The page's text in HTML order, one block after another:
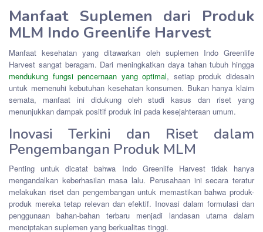
Manfaat Suplemen dari Produk
MLM Indo Greenlife Harvest
Manfaat kesehatan yang ditawarkan oleh suplemen Indo Greenlife
Harvest sangat beragam. Dari meningkatkan daya tahan tubuh hingga
mendukung fungsi pencernaan yang optimal, setiap produk didesain
untuk memenuhi kebutuhan kesehatan konsumen. Bukan hanya klaim
semata, manfaat ini didukung oleh studi kasus dan riset yang
menunjukkan dampak positif produk ini pada kesejahteraan umum.
Inovasi Terkini dan Riset dalam
Pengembangan Produk MLM
Penting untuk dicatat bahwa Indo Greenlife Harvest tidak hanya
mengandalkan keberhasilan masa lalu. Perusahaan ini secara teratur
melakukan riset dan pengembangan untuk memastikan bahwa produk-
produk mereka tetap relevan dan efektif. Inovasi dalam formulasi dan
penggunaan bahan-bahan terbaru menjadi landasan utama dalam
menciptakan suplemen yang berkualitas tinggi.